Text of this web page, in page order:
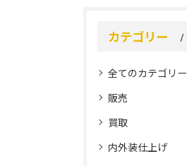
カテゴリー
全てのカテゴリー
販売
買取
内外装仕上げ